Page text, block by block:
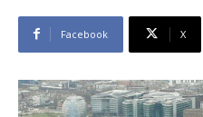
Facebook X